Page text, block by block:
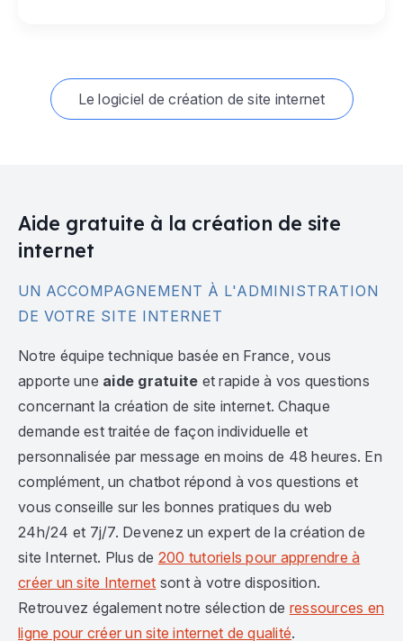
Le logiciel de création de site internet
Aide gratuite à la création de site
internet
UN ACCOMPAGNEMENT À L'ADMINISTRATION
DE VOTRE SITE INTERNET
Notre équipe technique basée en France, vous
apporte une aide gratuite et rapide à vos questions
concernant la création de site internet. Chaque
demande est traitée de façon individuelle et
personnalisée par message en moins de 48 heures. En
complément, un chatbot répond à vos questions et
vous conseille sur les bonnes pratiques du web
24h/24 et 7j/7. Devenez un expert de la création de
site Internet. Plus de 200 tutoriels pour apprendre à
créer un site Internet sont à votre disposition.
Retrouvez également notre sélection de ressources en
ligne pour créer un site internet de qualité.